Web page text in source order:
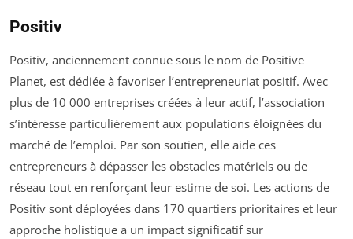
Positiv
Positiv, anciennement connue sous le nom de Positive
Planet, est dédiée à favoriser l’entrepreneuriat positif. Avec
plus de 10 000 entreprises créées à leur actif, l’association
s’intéresse particulièrement aux populations éloignées du
marché de l’emploi. Par son soutien, elle aide ces
entrepreneurs à dépasser les obstacles matériels ou de
réseau tout en renforçant leur estime de soi. Les actions de
Positiv sont déployées dans 170 quartiers prioritaires et leur
approche holistique a un impact significatif sur